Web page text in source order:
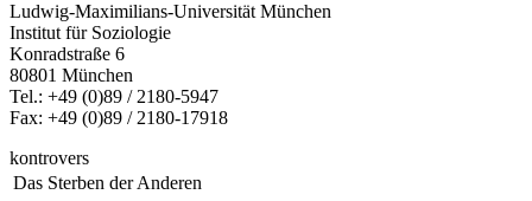
Ludwig-Maximilians-Universität München
Institut für Soziologie
Konradstraße 6
80801 München
Tel.: +49 (0)89 / 2180-5947
Fax: +49 (0)89 / 2180-17918
kontrovers
Das Sterben der Anderen